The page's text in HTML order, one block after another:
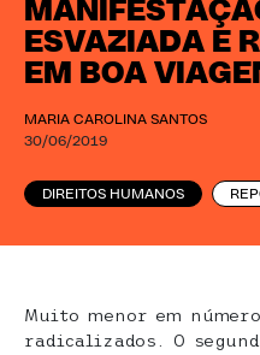
ESVAZIADA E
EM BOA
MARIA CAROLINA SANTOS
30/06/2019
DIREITOS HUMANOS
Muito menor em
radicalizados. O